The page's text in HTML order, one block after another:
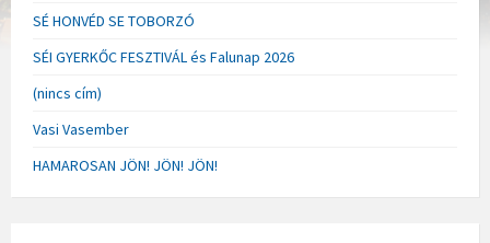
SÉ HONVÉD SE TOBORZÓ
SÉI GYERKŐC FESZTIVÁL és Falunap 2026
(nincs cím)
Vasi Vasember
HAMAROSAN JÖN! JÖN! JÖN!